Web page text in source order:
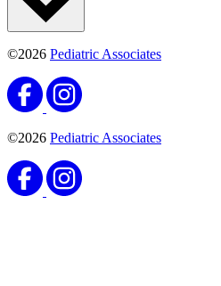
©2026 Pediatric Associates
©2026 Pediatric Associates